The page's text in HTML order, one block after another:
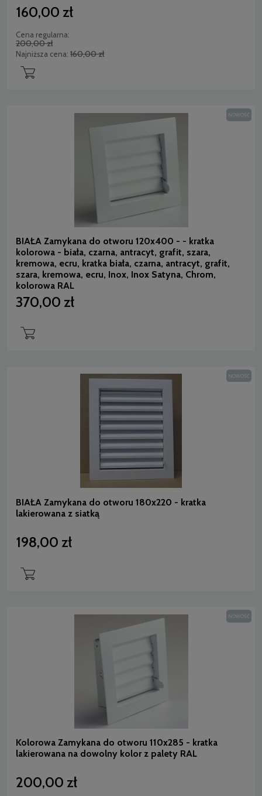
160,00 zł
Cena regularna:
200,00 zł
Najniższa cena: 160,00 zł
BIAŁA Zamykana do otworu 120x400 - - kratka
kolorowa - biała, czarna, antracyt, grafit, szara,
kremowa, ecru, kratka biała, czarna, antracyt, grafit,
szara, kremowa, ecru, Inox, Inox Satyna, Chrom,
kolorowa RAL
370,00 zł
NOWOŚĆ
BIAŁA Zamykana do otworu 180x220 - kratka
lakierowana z siatką
198,00 zł
NOWOŚĆ
Kolorowa Zamykana do otworu 110x285 - kratka
lakierowana na dowolny kolor z palety RAL
200,00 zł
NOWOŚĆ